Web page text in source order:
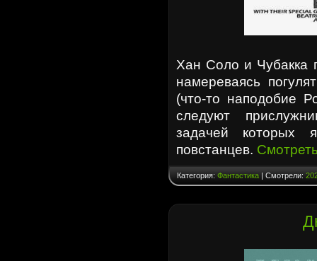
Хан Соло и Чубакка
намереваясь
(что-то наподобие
следуют
задачей которых
повстанцев.
Категория: Фантастика | Смотрели: